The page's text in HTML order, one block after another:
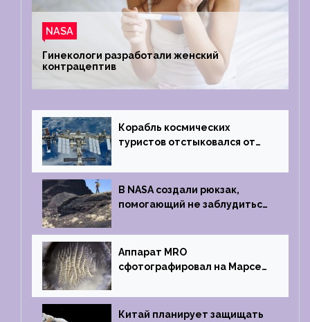
NASA
Гинекологи разработали женский
контрацептив
Корабль космических
туристов отстыковался от
на Землю
В NASA создали рюкзак,
помогающий не заблудиться
Аппарат MRO
сфотографировал на Марсе
на отпечаток пальца
Китай планирует защищать